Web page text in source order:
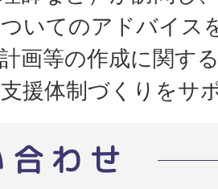
いてのアドバイス
画等の作成に関す
援体制づくりをサ
わせ